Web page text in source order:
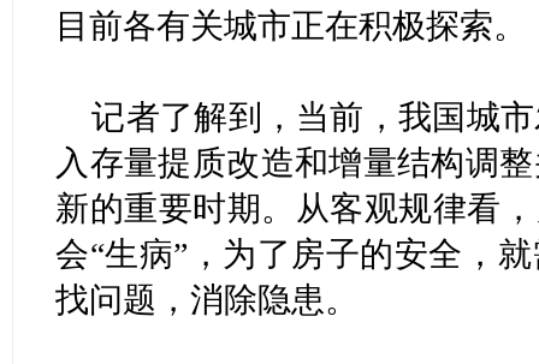
目前各有关城市正在积极探索。
记者了解到，当前，我国城
入存量提质改造和增量结构调
新的重要时期。从客观规律看
会“生病”，为了房子的安全，
找问题，消除隐患。